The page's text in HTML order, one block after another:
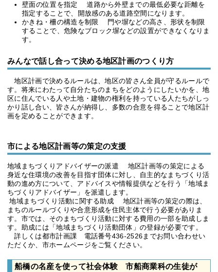
壁面の位置を指定 道路から外壁までの最低必要な距離を
指定することで、開放感のある道路空間になります。
かきね・柵の構造を制限 門や塀などの高さ、形状を制限
することで、危険なブロック塀などの設置ができなくなりま
す。
みんなで話し合って決める地区計画のつくり方
地区計画で決めるルールは、地区の皆さん全員が守るルールで
す。将来にわたって自分たちのまちをどのようにしたいかを、地
区に住んでいる人や土地・建物の権利を持っている人たちがしっ
かり話し合い、皆さんが納得し、多数の合意を得ることで地区計
画を定めることができます。
市による地区計画等の策定の支援
地域まちづくりアドバイザーの派遣 地区計画等の策定による
身近な住環境の改善を目指す団体に対し、自主的なまちづくり活
動の進め方について、アドバイスや情報提供などを行う「地域ま
ちづくりアドバイザー」を派遣します。
地域まちづくり活動に関する助成 地区計画等の策定の際は、
まちのルールづくりや合意形成を住民主体で行う必要がありま
す。市では、そのまちづくり活動に対する費用の一部を助成しま
す。助成には「地域まちづくり活動団体」の登録が必要です。
詳しくは都市計画課 電話番号436-2526までお問い合わせい
ただくか、市ホームページをご覧ください。
船橋の名産を使って社会体験 市船商業科の生徒が